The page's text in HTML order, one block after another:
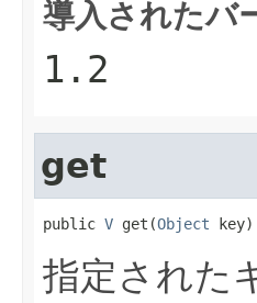
導入されたバ
1.2
get
public V get(Object key)
指定された